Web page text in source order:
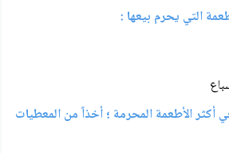
التي يحرم بيعها :
أكثر الأطعمة المحرمة ؛ أخذاً من المعطيات